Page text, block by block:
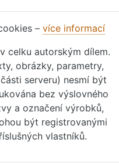
– více informací
celku autorským dílem.
obrázky, parametry,
serveru) nesmí být
bez výslovného
a označení výrobků,
být registrovanými
vlastníků.